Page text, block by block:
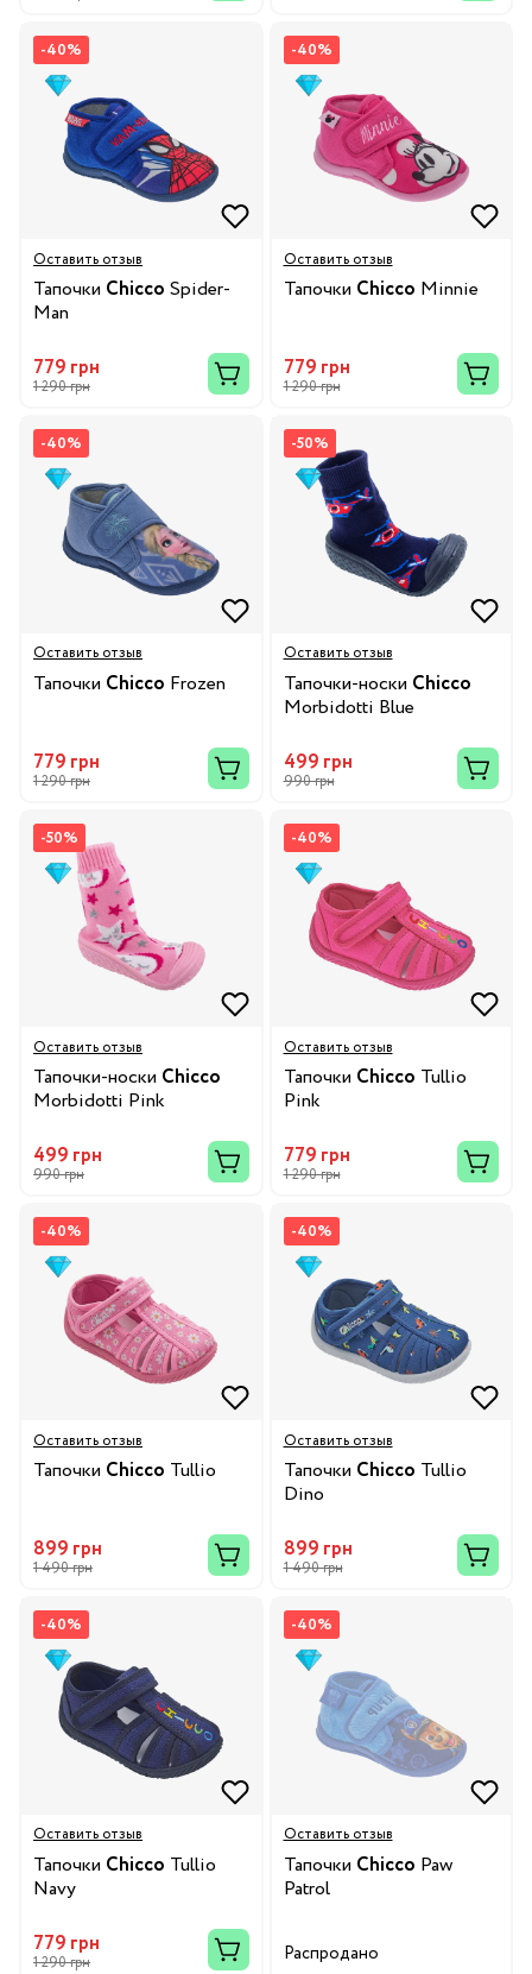
-40%
Оставить отзыв
Тапочки Chicco Spider-
Man
779 грн
1 290 грн
-40%
Оставить отзыв
Тапочки Chicco Minnie
779 грн
1 290 грн
-40%
Оставить отзыв
Тапочки Chicco Frozen
779 грн
1 290 грн
-50%
Оставить отзыв
Тапочки-носки Chicco
Morbidotti Blue
499 грн
990 грн
-50%
Оставить отзыв
Тапочки-носки Chicco
Morbidotti Pink
499 грн
990 грн
-40%
Оставить отзыв
Тапочки Chicco Tullio
Pink
779 грн
1 290 грн
-40%
Оставить отзыв
Тапочки Chicco Tullio
899 грн
1 490 грн
-40%
Оставить отзыв
Тапочки Chicco Tullio
Dino
899 грн
1 490 грн
-40%
Оставить отзыв
Тапочки Chicco Tullio
Navy
779 грн
1 290 грн
-40%
Оставить отзыв
Тапочки Chicco Paw
Patrol
Распродано